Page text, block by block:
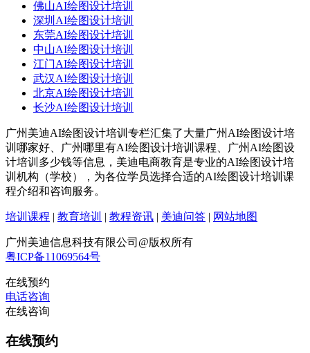
佛山AI绘图设计培训
深圳AI绘图设计培训
东莞AI绘图设计培训
中山AI绘图设计培训
江门AI绘图设计培训
武汉AI绘图设计培训
北京AI绘图设计培训
长沙AI绘图设计培训
广州美迪AI绘图设计培训专栏汇集了大量广州AI绘图设计培
训哪家好、广州哪里有AI绘图设计培训课程、广州AI绘图设
计培训多少钱等信息，美迪电商教育是专业的AI绘图设计培
训机构（学校），为各位学员选择合适的AI绘图设计培训课
程介绍和咨询服务。
培训课程 | 教育培训 | 教程资讯 | 美迪问答 | 网站地图
广州美迪信息科技有限公司@版权所有
粤ICP备11069564号
在线预约
电话咨询
在线咨询
在线预约